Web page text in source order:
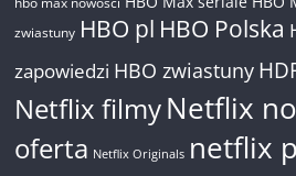
zwiastuny HBO pl HBO Polska
zapowiedzi HBO zwiastuny
Netflix filmyNetflix
oferta Netflix Originals netflix